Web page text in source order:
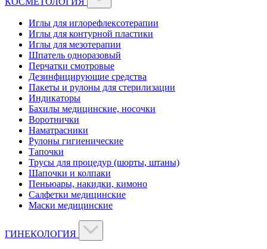
Иглы для иглорефлексотерапии
Иглы для контурной пластики
Иглы для мезотерапии
Шпатель одноразовый
Перчатки смотровые
Дезинфицирующие средства
Пакеты и рулоны для стерилизации
Индикаторы
Бахилы медицинские, носочки
Воротнички
Наматрасники
Рулоны гигиенические
Тапочки
Трусы для процедур (шорты, штаны)
Шапочки и колпаки
Пеньюары, накидки, кимоно
Салфетки медицинские
Маски медицинские
ГИНЕКОЛОГИЯ